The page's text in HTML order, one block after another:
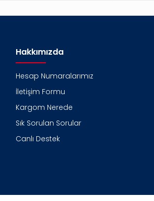
Hakkımızda
Hesap Numaralarımız
İletişim Formu
Kargom Nerede
Sık Sorulan Sorular
Canlı Destek